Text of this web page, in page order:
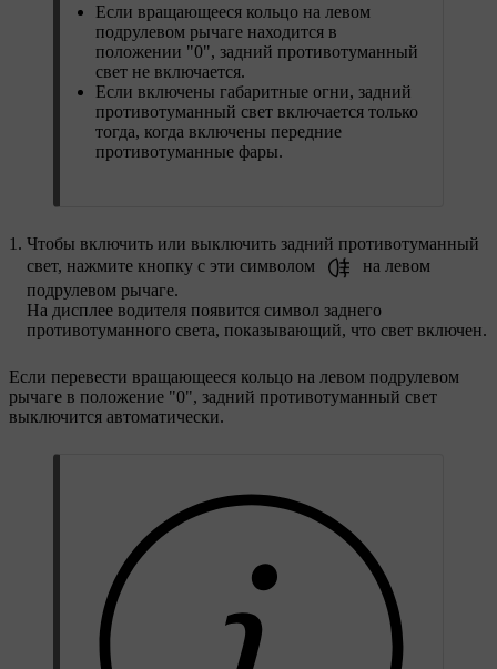
Если вращающееся кольцо на левом
подрулевом рычаге находится в
положении "0", задний противотуманный
свет не включается.
Если включены габаритные огни, задний
противотуманный свет включается только
тогда, когда включены передние
противотуманные фары.
Чтобы включить или выключить задний противотуманный
свет, нажмите кнопку с эти символом
на левом
подрулевом рычаге.
На дисплее водителя появится символ заднего
противотуманного света, показывающий, что свет включен.
Если перевести вращающееся кольцо на левом подрулевом
рычаге в положение "0", задний противотуманный свет
выключится автоматически.